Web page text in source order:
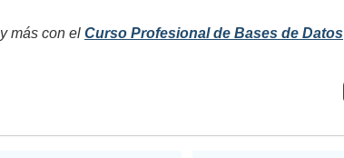
más con el Curso Profesional de Bases de Datos